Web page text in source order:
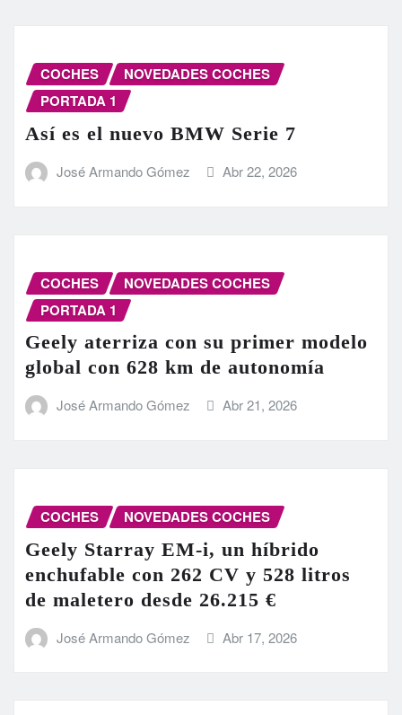
COCHES
NOVEDADES COCHES
PORTADA 1
Así es el nuevo BMW Serie 7
José Armando Gómez Abr 22, 2026
COCHES
NOVEDADES COCHES
PORTADA 1
Geely aterriza con su primer modelo
global con 628 km de autonomía
José Armando Gómez Abr 21, 2026
COCHES NOVEDADES COCHES
Geely Starray EM-i, un híbrido
enchufable con 262 CV y 528 litros
de maletero desde 26.215 €
José Armando Gómez Abr 17, 2026